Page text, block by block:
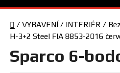
Domů
/ VYBAVENÍ / INTERIÉR /
H-3+2 Steel FIA 8853-2016
Sparco 6-